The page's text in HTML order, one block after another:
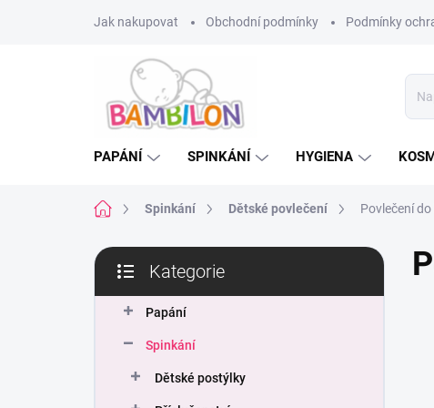
Jak nakupovat Obchodní podmínky Podmínky
PAPÁNÍ SPINKÁNÍ HYGIENA
Domů Spinkání Dětské povlečení Povlečení
P
s
kategorie
Kategorie
Papání
Spinkání
Dětské postýlky